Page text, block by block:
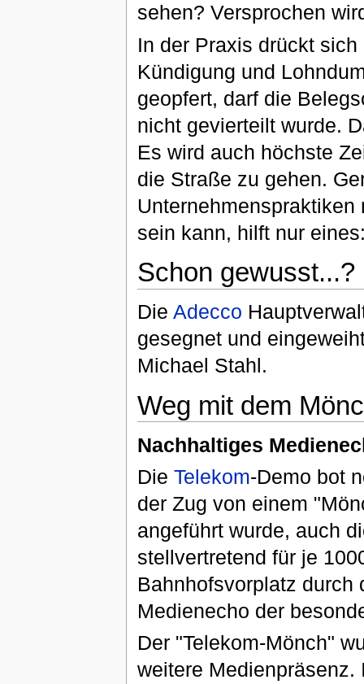
sehen? Versprochen
In der Praxis drückt
Kündigung und
geopfert, darf die
nicht gevierteilt wurde.
Es wird auch höchste
die Straße zu gehen.
sein kann, hilft nur
Schon gewusst...?
Die Adecco
gesegnet und
Michael Stahl.
Weg mit dem
Nachhaltiges
Die Telekom-Demo bot
der Zug von einem
angeführt wurde, auch
stellvertretend für je
Bahnhofsvorplatz durch
Medienecho der
Der "Telekom-Mönch"
weitere Medienpräsenz.